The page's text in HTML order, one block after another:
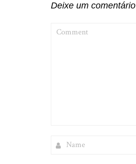
Deixe um comentário